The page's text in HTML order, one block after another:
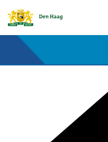
Bronnen en collecties